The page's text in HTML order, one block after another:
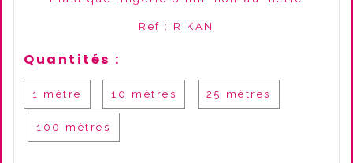
Ref : R KAN
Quantités :
1 mètre 10 mètres 25 mètres
100 mètres